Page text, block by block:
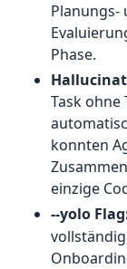
Planungs-
Phase.
Task ohne
konnten
einzige
--yolo